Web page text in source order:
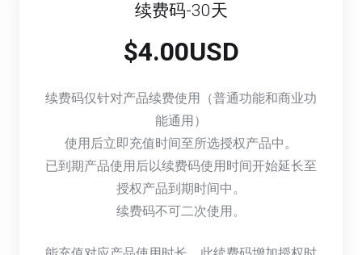
续费码-30天
$4.00USD
续费码仅针对产品续费使用（普通功能和商业功
能通用）
使用后立即充值时间至所选授权产品中。
已到期产品使用后以续费码使用时间开始延长至
授权产品到期时间中。
续费码不可二次使用。